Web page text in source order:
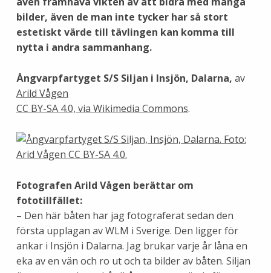
bilder, även de man inte tycker har så stort
estetiskt värde till tävlingen kan komma till
nytta i andra sammanhang.
Ångvarpfartyget S/S Siljan i Insjön, Dalarna, av
Arild Vågen
CC BY-SA 4.0, via Wikimedia Commons.
Fotografen Arild Vågen berättar om
fototillfället:
– Den här båten har jag fotograferat sedan den
första upplagan av WLM i Sverige. Den ligger för
ankar i Insjön i Dalarna. Jag brukar varje år låna en
eka av en vän och ro ut och ta bilder av båten. Siljan